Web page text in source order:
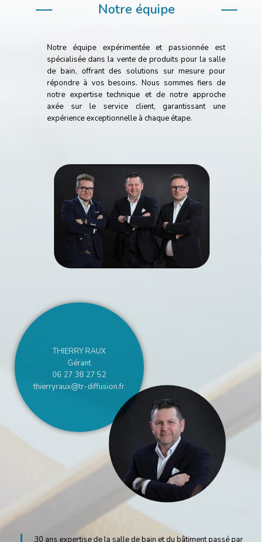
Notre équipe
Notre équipe expérimentée et passionnée est
spécialisée dans la vente de produits pour la salle
de bain, offrant des solutions sur mesure pour
répondre à vos besoins. Nous sommes fiers de
notre expertise technique et de notre approche
axée sur le service client, garantissant une
expérience exceptionnelle à chaque étape.
THIERRY RAUX
Gérant
06 27 38 27 52
thierryraux@tr-diffusion.fr
30 ans expertise de la salle de bain et du bâtiment passé par